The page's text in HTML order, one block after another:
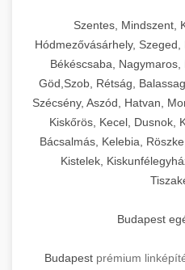
Szentes, Mindszent,
Hódmezővásárhely,
Békéscsaba, Nagymaros,
Göd,Szob, Rétság,
Szécsény, Aszód, Hatvan,
Kiskőrös, Kecel, Dusnok,
Bácsalmás, Kelebia,
Kistelek,
Budapest
Budapest prémium